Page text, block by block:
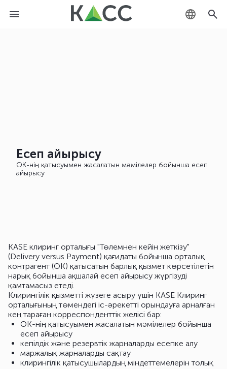
Есеп айырысу
ОК-нің қатысуымен жасалатын мәмілелер бойынша есеп
айырысу
KASE клиринг орталығы "Төлемнен кейін жеткізу"
(Delivery versus Payment) қағидаты бойынша орталық
контрагент (ОК) қатысатын барлық қызмет көрсетілетін
нарық бойынша ақшалай есеп айырысу жүргізуді
қамтамасыз етеді.
Клирингілік қызметті жүзеге асыру үшін KASE Клиринг
орталығының төмендегі іс-әрекетті орындауға арналған
кең тараған корреспонденттік желісі бар:
ОК-нің қатысуымен жасалатын мәмілелер бойынша
есеп айырысу
кепілдік және резервтік жарналарды есепке алу
маржалық жарналарды сақтау
клирингілік қатысушылардың міндеттемелерін толық